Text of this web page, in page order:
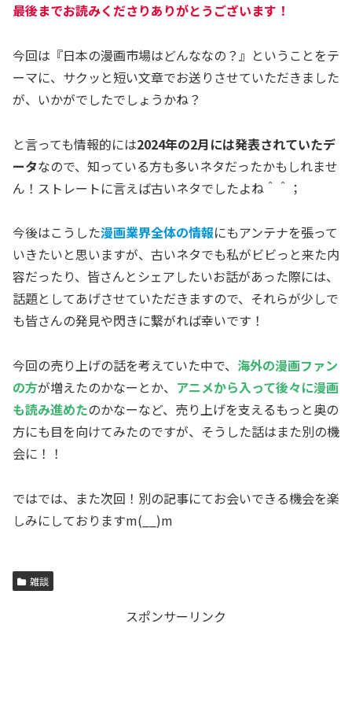
最後までお読みくださりありがとうございます！
今回は『日本の漫画市場はどんななの？』ということをテ
ーマに、サクッと短い文章でお送りさせていただきました
が、いかがでしたでしょうかね？
と言っても情報的には2024年の2月には発表されていたデ
ータなので、知っている方も多いネタだったかもしれませ
ん！ストレートに言えば古いネタでしたよね＾＾；
今後はこうした漫画業界全体の情報にもアンテナを張って
いきたいと思いますが、古いネタでも私がビビっと来た内
容だったり、皆さんとシェアしたいお話があった際には、
話題としてあげさせていただきますので、それらが少しで
も皆さんの発見や閃きに繋がれば幸いです！
今回の売り上げの話を考えていた中で、 海外の漫画ファン
の方が増えたのかなーとか、 アニメから入って後々に漫画
も読み進めたのかなーなど、売り上げを支えるもっと奥の
方にも目を向けてみたのですが、そうした話はまた別の機
会に！！
ではでは、また次回！別の記事にてお会いできる機会を楽
しみにしておりますm(__)m
雑談
スポンサーリンク